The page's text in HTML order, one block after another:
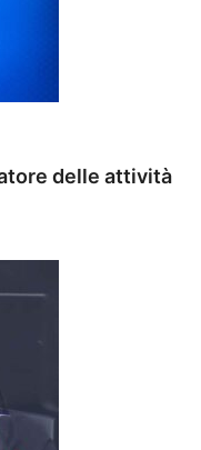
delle attività